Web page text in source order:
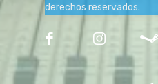
derechos reservados.